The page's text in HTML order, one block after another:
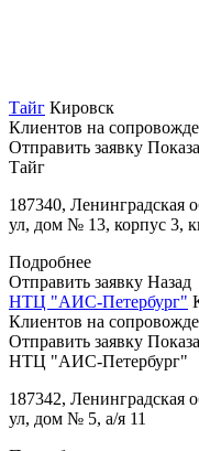
Тайг Кировск
Клиентов на
Отправить заявку
Тайг
187340, Ленинградская
ул, дом № 13, корпус 3,
Подробнее
Отправить заявку Назад
НТЦ "АИС-Петербург"
Клиентов на
Отправить заявку
НТЦ "АИС-Петербург"
187342, Ленинградская
ул, дом № 5, а/я 11